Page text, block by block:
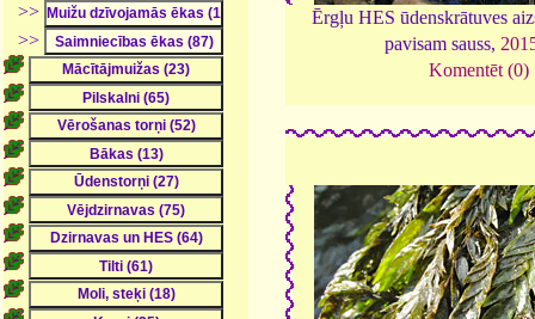
>>
>>
Ērgļu HES ūdenskrātuves
pavisam sauss,
Komentēt (0)